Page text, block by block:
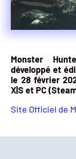
Monster
développé et
le 28 février
X|S et PC
Site Officiel de